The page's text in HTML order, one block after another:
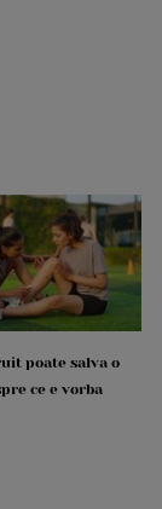
poate salva o
ce e vorba